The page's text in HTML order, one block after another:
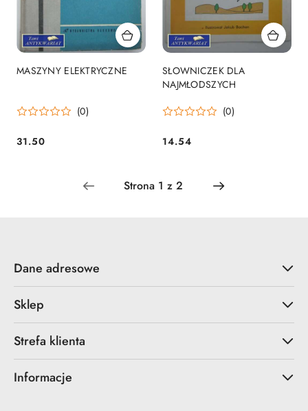
MASZYNY ELEKTRYCZNE
(0)
Cena:
31.50
SŁOWNICZEK DLA
NAJMŁODSZYCH
(0)
Cena:
14.54
Dane adresowe
Sklep
Strefa klienta
Informacje